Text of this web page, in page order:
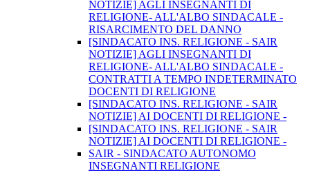
NOTIZIE] AGLI INSEGNANTI DI
RELIGIONE- ALL'ALBO SINDACALE -
RISARCIMENTO DEL DANNO
[SINDACATO INS. RELIGIONE - SAIR
NOTIZIE] AGLI INSEGNANTI DI
RELIGIONE- ALL'ALBO SINDACALE -
CONTRATTI A TEMPO INDETERMINATO
DOCENTI DI RELIGIONE
[SINDACATO INS. RELIGIONE - SAIR
NOTIZIE] AI DOCENTI DI RELIGIONE -
[SINDACATO INS. RELIGIONE - SAIR
NOTIZIE] AI DOCENTI DI RELIGIONE -
SAIR - SINDACATO AUTONOMO
INSEGNANTI RELIGIONE